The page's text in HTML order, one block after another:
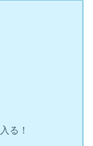
る！